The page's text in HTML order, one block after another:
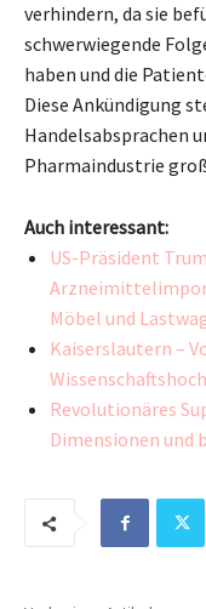
verhindern, da sie
schwerwiegende
haben und die
Diese Ankündigung
Handelsabsprachen
Pharmaindustrie
Auch interessant:
US-Präsident
Möbel und
Kaiserslautern –
Revolutionäres
Dimensionen und